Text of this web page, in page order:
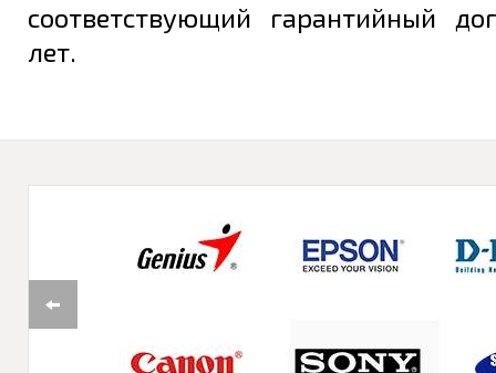
соответствующий гарантийный
лет.